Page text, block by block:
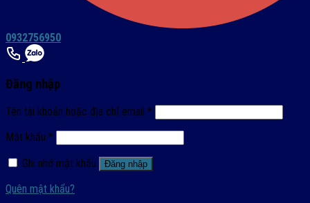
0932756950
Đăng nhập
Tên tài khoản hoặc địa chỉ email *
Mật khẩu *
Ghi nhớ mật khẩu
Đăng nhập
Quên mật khẩu?